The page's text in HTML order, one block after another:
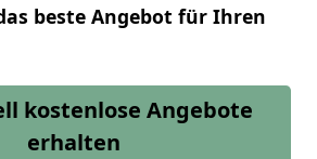
beste Angebot für Ihren
kostenlose Angebote
erhalten